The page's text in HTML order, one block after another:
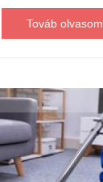
Továb olvasom